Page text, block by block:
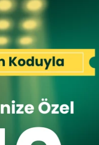
Haki
Greyder
Greyder
İlk
İlk